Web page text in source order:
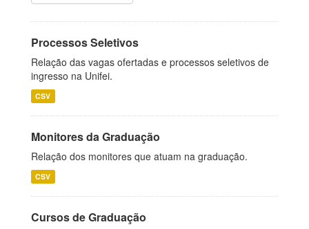
Processos Seletivos
Relação das vagas ofertadas e processos seletivos de
ingresso na Unifei.
CSV
Monitores da Graduação
Relação dos monitores que atuam na graduação.
CSV
Cursos de Graduação